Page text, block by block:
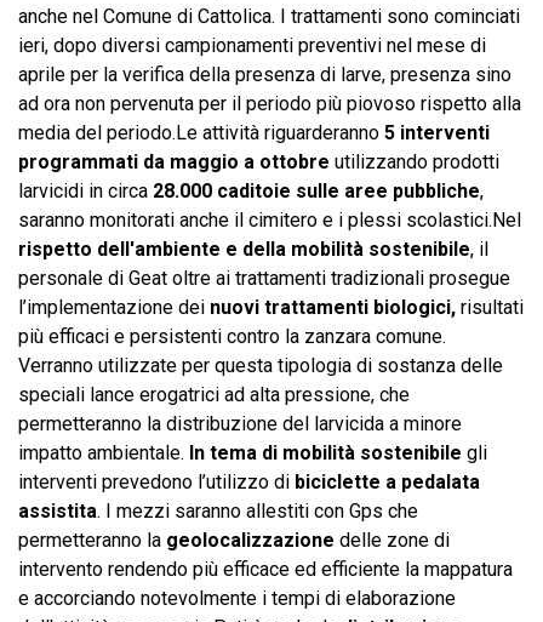
anche nel Comune di Cattolica. I trattamenti sono cominciati
ieri, dopo diversi campionamenti preventivi nel mese di
aprile per la verifica della presenza di larve, presenza sino
ad ora non pervenuta per il periodo più piovoso rispetto alla
media del periodo.Le attività riguarderanno 5 interventi
programmati da maggio a ottobre utilizzando prodotti
larvicidi in circa 28.000 caditoie sulle aree pubbliche,
saranno monitorati anche il cimitero e i plessi scolastici.Nel
rispetto dell'ambiente e della mobilità sostenibile, il
personale di Geat oltre ai trattamenti tradizionali prosegue
l’implementazione dei nuovi trattamenti biologici, risultati
più efficaci e persistenti contro la zanzara comune.
Verranno utilizzate per questa tipologia di sostanza delle
speciali lance erogatrici ad alta pressione, che
permetteranno la distribuzione del larvicida a minore
impatto ambientale. In tema di mobilità sostenibile gli
interventi prevedono l’utilizzo di biciclette a pedalata
assistita. I mezzi saranno allestiti con Gps che
permetteranno la geolocalizzazione delle zone di
intervento rendendo più efficace ed efficiente la mappatura
e accorciando notevolmente i tempi di elaborazione